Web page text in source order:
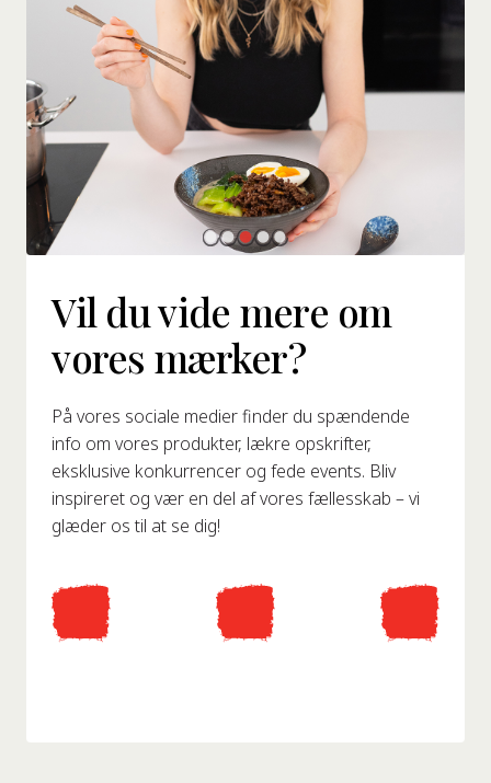
Vil du vide mere om
vores mærker?
På vores sociale medier finder du spændende
info om vores produkter, lækre opskrifter,
eksklusive konkurrencer og fede events. Bliv
inspireret og vær en del af vores fællesskab – vi
glæder os til at se dig!